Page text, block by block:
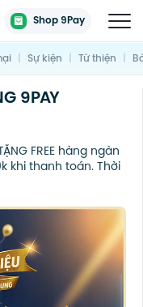
Shop 9Pay
| Sự kiện | Từ thiện |
9PAY
FREE hàng ngàn
khi thanh toán. Thời